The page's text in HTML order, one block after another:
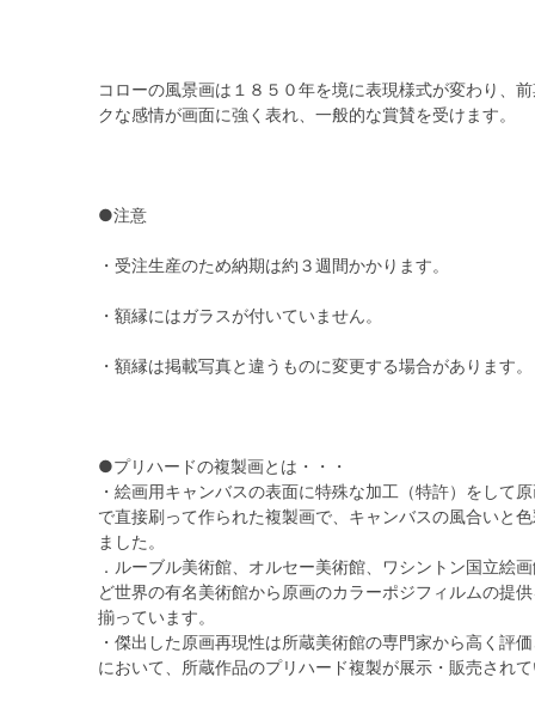
コローの風景画は１８５０年を境に表現様式が変わり、
クな感情が画面に強く表れ、一般的な賞賛を受けます。
●注意
・受注生産のため納期は約３週間かかります。
・額縁にはガラスが付いていません。
・額縁は掲載写真と違うものに変更する場合があります。
●プリハードの複製画とは・・・
・絵画用キャンバスの表面に特殊な加工（特許）をして
で直接刷って作られた複製画で、キャンバスの風合いと
ました。
．ルーブル美術館、オルセー美術館、ワシントン国立絵
ど世界の有名美術館から原画のカラーポジフィルムの提
揃っています。
・傑出した原画再現性は所蔵美術館の専門家から高く評
において、所蔵作品のプリハード複製が展示・販売され